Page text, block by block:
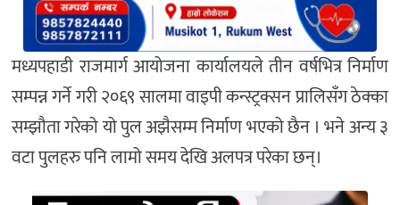
मध्यपहाडी राजमार्ग आयोजना कार्यालयले तीन वर्षभित्र निर्माण
सम्पन्न गर्ने गरी २०६९ सालमा वाइपी कन्स्ट्रक्सन प्रालिसँग ठेक्का
सम्झौता गरेको यो पुल अझैसम्म निर्माण भएको छैन । भने अन्य ३
वटा पुलहरु पनि लामो समय देखि अलपत्र परेका छन्।